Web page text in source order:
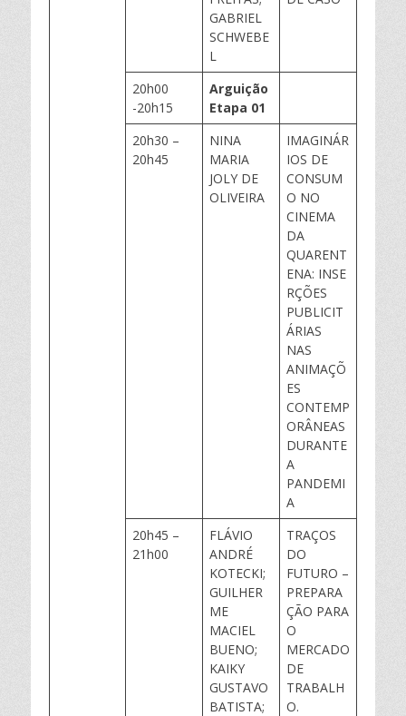
GABRIEL
SCHWEBE
L
20h00
-20h15
Arguição
Etapa 01
20h30 –
20h45
NINA
MARIA
JOLY DE
OLIVEIRA
IMAGINÁR
IOS DE
CONSUM
O NO
CINEMA
DA
QUARENT
ENA: INSE
RÇÕES
PUBLICIT
ÁRIAS
NAS
ANIMAÇÕ
ES
CONTEMP
ORÂNEAS
DURANTE
A
PANDEMI
A
20h45 –
21h00
FLÁVIO
ANDRÉ
KOTECKI;
GUILHER
ME
MACIEL
BUENO;
KAIKY
GUSTAVO
BATISTA;
TRAÇOS
DO
FUTURO –
PREPARA
ÇÃO PARA
O
MERCADO
DE
TRABALH
O.